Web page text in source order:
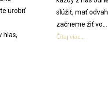
urobiť
hlas,
slúžiť, mať
začneme žiť vo...
Čítaj viac...